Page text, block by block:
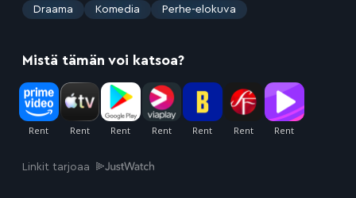
: Draama Komedia Perhe-elokuva
Mistä tämän voi katsoa?
Linkit tarjoaa